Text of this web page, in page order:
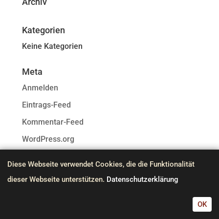
Kategorien
Keine Kategorien
Meta
Anmelden
Eintrags-Feed
Kommentar-Feed
WordPress.org
Diese Webseite verwendet Cookies, die die Funktionalität
dieser Webseite unterstützen. Datenschutzerklärung
OK